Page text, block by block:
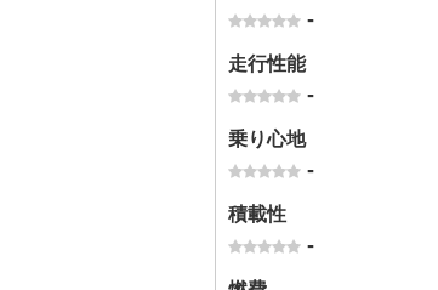
-
走行性能
-
乗り心地
-
積載性
-